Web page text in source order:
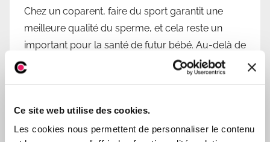
Ce site web utilise des cookies.
Les cookies nous permettent de personnaliser le contenu
Chez un coparent, faire du sport garantit une
meilleure qualité du sperme, et cela reste un
important pour la santé de futur bébé. Au-delà de
la conception, être sportif a aussi beaucoup
Quelle est votre habitude alimentaire ?
En plus du sport, l’alimentation constitue un